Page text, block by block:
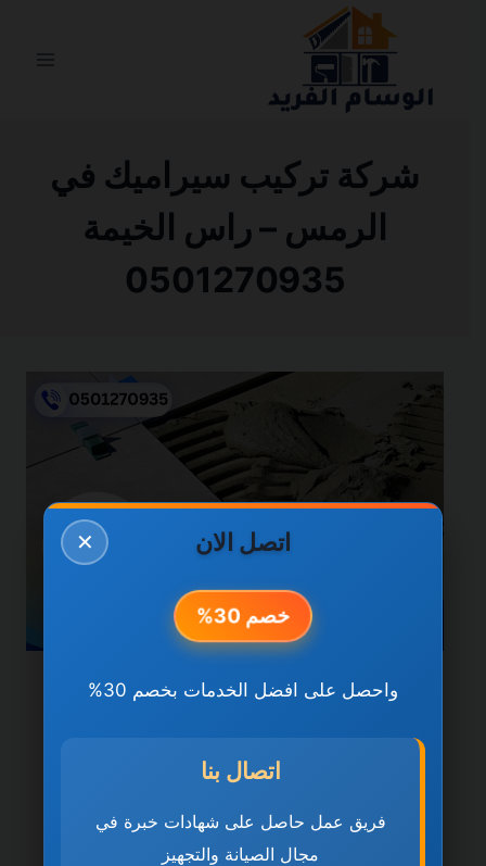
شركة تركيب سيراميك في
الرمس – راس الخيمة
0501270935
خدمات راس الخيمة
شركة تركيب سيراميك في
راس الخيمة 0501270935
ضمان مدى الحياة
✕ اتصل الان
خصم 30%
واحصل على افضل الخدمات بخصم 30%
اتصال بنا
فريق عمل حاصل على شهادات خبرة في
مجال الصيانة والتجهيز